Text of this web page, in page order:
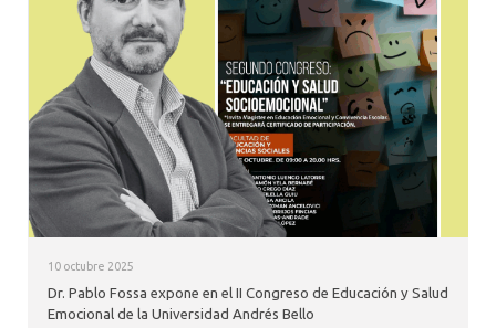
10 octubre 2025
Dr. Pablo Fossa expone en el II Congreso de Educación y Salud
Emocional de la Universidad Andrés Bello